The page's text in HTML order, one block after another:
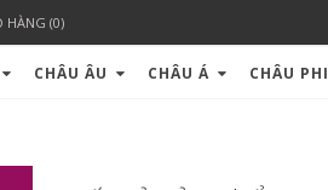
HÀNG (0)
CHÂU ÂU CHÂU Á CHÂU PHI